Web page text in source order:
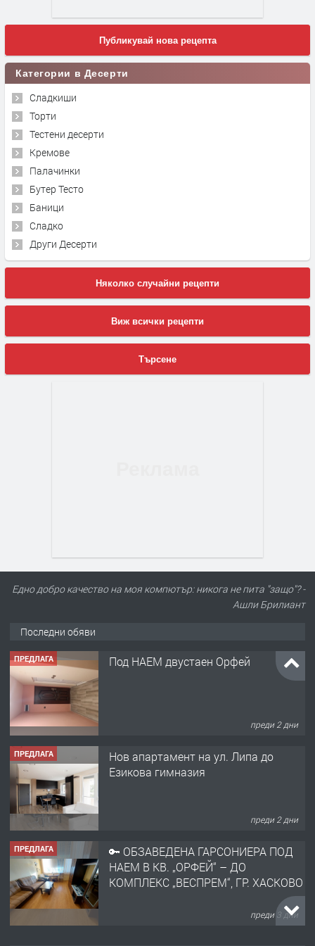
Публикувай нова рецепта
Категории в Десерти
Сладкиши
Торти
Тестени десерти
Кремове
Палачинки
Бутер Тесто
Баници
Сладко
Други Десерти
Няколко случайни рецепти
Виж всички рецепти
Търсене
Еднo добро качество на моя компютър: никога не пита "защо"? -
Ашли Брилиант
Последни обяви
ПРЕДЛАГА Под НАЕМ двустаен Орфей
преди 2 дни
ПРЕДЛАГА
Нов апартамент на ул. Липа до
Езикова гимназия
преди 2 дни
ПРЕДЛАГА
🔑 ОБЗАВЕДЕНА ГАРСОНИЕРА ПОД
НАЕМ В КВ. „ОРФЕЙ“ – ДО
КОМПЛЕКС „ВЕСПРЕМ“, ГР. ХАСКОВО
преди 3 дни